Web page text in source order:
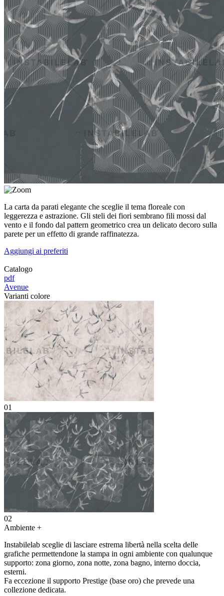
La carta da parati elegante che sceglie il tema floreale con
leggerezza e astrazione. Gli steli dei fiori sembrano fili mossi dal
vento e il fondo dal pattern geometrico crea un delicato decoro sulla
parete per un effetto di grande raffinatezza.
Aggiungi ai preferiti
Catalogo
pdf
Avenue
Varianti colore
01
02
Ambiente +
Instabilelab sceglie di lasciare estrema libertà nella scelta delle
grafiche permettendone la stampa in ogni ambiente con qualunque
supporto: zona giorno, zona notte, zona bagno, interno doccia,
esterni.
Fa eccezione il supporto Prestige (base oro) che prevede una
collezione dedicata.